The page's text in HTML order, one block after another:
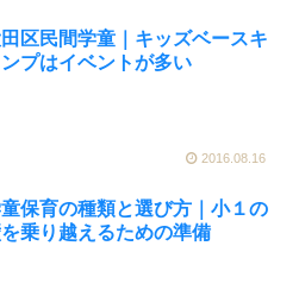
区民間学童｜キッズベースキ
ンプはイベントが多い
2016.08.16
保育の種類と選び方｜小１の
乗り越えるための準備